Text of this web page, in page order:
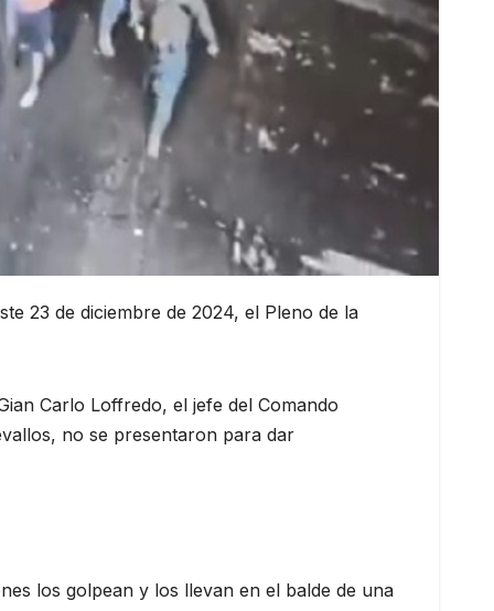
23 de diciembre de 2024, el Pleno de la
Carlo Loffredo, el jefe del Comando
no se presentaron para dar
los golpean y los llevan en el balde de una